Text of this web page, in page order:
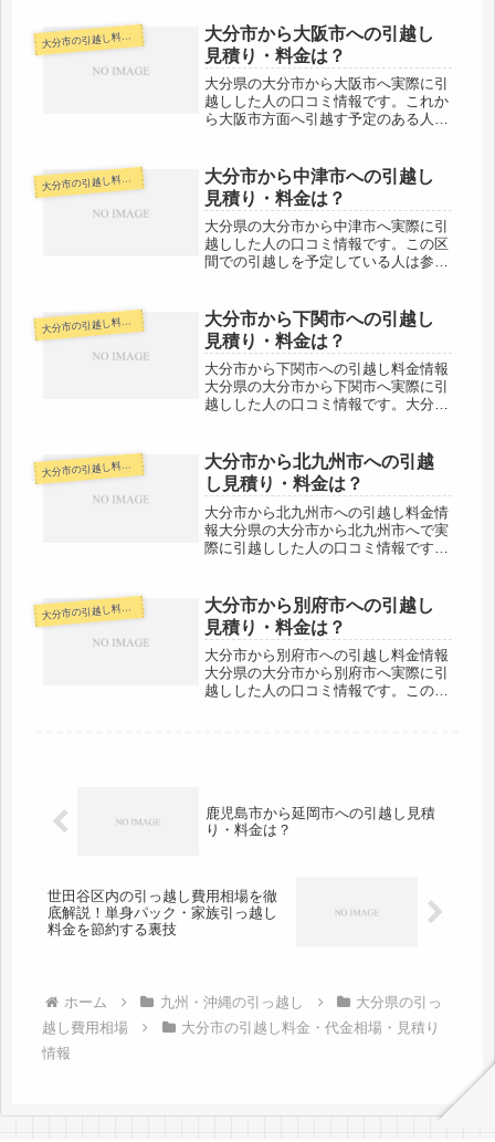
代金は運賃がかかるので、高めになり
ます。心配な人は早めに複数の会社...
大分市の引越し料金・代金相場・見積り情報
大分市から大阪市への引越し
見積り・料金は？
大分県の大分市から大阪市へ実際に引
越しした人の口コミ情報です。これか
ら大阪市方面へ引越す予定のある人は
ります。長距離ということで運賃がか
かる分、引越し料金も高めになりま...
大分市の引越し料金・代金相場・見積り情報
大分市から中津市への引越し
見積り・料金は？
大分県の大分市から中津市へ実際に引
越しした人の口コミ情報です。この区
間での引越しを予定している人は参考
離になります。車で片道約１時間強の
範囲ですが、その日のうちの引越し
も...
大分市の引越し料金・代金相場・見積り情報
大分市から下関市への引越し
見積り・料金は？
大分市から下関市への引越し料金情報
大分県の大分市から下関市へ実際に引
越しした人の口コミ情報です。大分市
間強になりますが、当日中の引越しも
可能でしょう。ただし、引越し会社や
時...
大分市の引越し料金・代金相場・見積り情報
大分市から北九州市への引越
し見積り・料金は？
大分市から北九州市への引越し料金情
報大分県の大分市から北九州市へで実
際に引越しした人の口コミ情報です。
可能ではない範囲ですが、引越し会社
や時期にもよるでしょう。料金を安...
大分市の引越し料金・代金相場・見積り情報
大分市から別府市への引越し
見積り・料金は？
大分市から別府市への引越し料金情報
大分県の大分市から別府市へ実際に引
越しした人の口コミ情報です。この区
鹿児島市から延岡市への引越し見積
り・料金は？
世田谷区内の引っ越し費用相場を徹
底解説！単身パック・家族引っ越し
料金を節約する裏技
ホーム 九州・沖縄の引っ越し
大分県の引っ
越し費用相場
大分市の引越し料金・代金相場・見積り
情報